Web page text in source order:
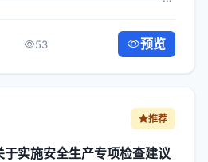
记关于...
53 预览
推荐
实施安全生产专项检查建议